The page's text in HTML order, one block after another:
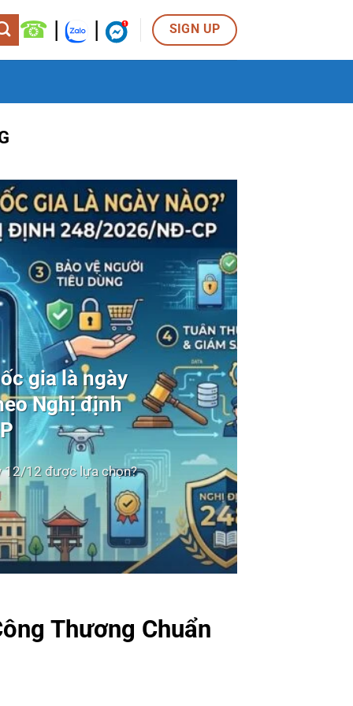
☎ | | SIGN UP
gia là ngày
Nghị định
12/12 được lựa chọn?
Thương Chuẩn